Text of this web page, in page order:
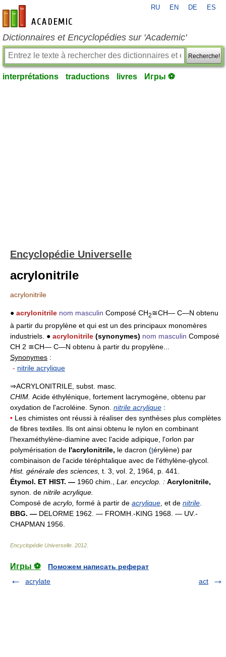
fr-academic.com
RU EN DE ES
Dictionnaires et Encyclopédies sur 'Academic'
Recherche!
interprétations traductions livres Игры ⚽
Encyclopédie Universelle
acrylonitrile
acrylonitrile
● acrylonitrile nom masculin Composé CH2≅CH― C―N obtenu
à partir du propylène et qui est un des principaux monomères
industriels. ● acrylonitrile (synonymes) nom masculin Composé
CH 2 ≅CH― C―N obtenu à partir du propylène...
Synonymes :
- nitrile acrylique
⇒ACRYLONITRILE, subst. masc.
CHIM. Acide éthylénique, fortement lacrymogène, obtenu par
oxydation de l'acroléine. Synon. nitrile acrylique :
• Les chimistes ont réussi à réaliser des synthèses plus complètes
de fibres textiles. Ils ont ainsi obtenu le nylon en combinant
l'hexaméthylène-diamine avec l'acide adipique, l'orlon par
polymérisation de l'acrylonitrile, le dacron (térylène) par
combinaison de l'acide téréphtalique avec de l'éthylène-glycol.
Hist. générale des sciences, t. 3, vol. 2, 1964, p. 441.
Étymol. ET HIST. — 1960 chim., Lar. encyclop. : Acrylonitrile,
synon. de nitrile acrylique.
Composé de acrylo, formé à partir de acrylique , et de nitrile
BBG. — DELORME 1962. — FROMH.-KING 1968. — UV.-
CHAPMAN 1956.
Encyclopédie Universelle 2012
Игры ⚽
Поможем написать реферат
acrylate
act